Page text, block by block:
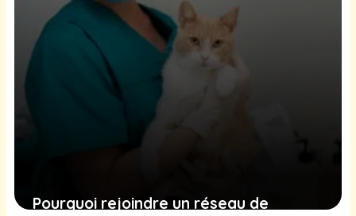
Pourquoi rejoindre un réseau de